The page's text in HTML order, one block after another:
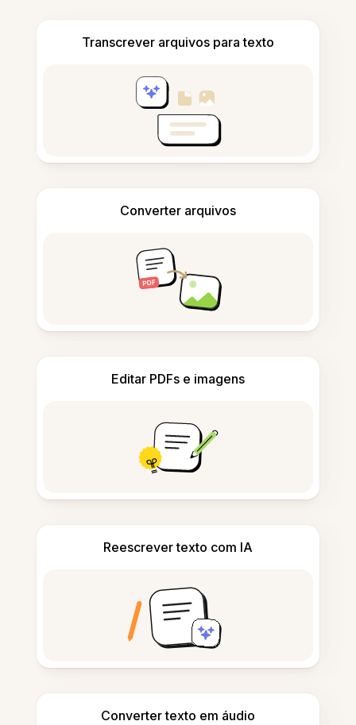
Transcrever arquivos para texto
Converter arquivos
Editar PDFs e imagens
Reescrever texto com IA
Converter texto em áudio